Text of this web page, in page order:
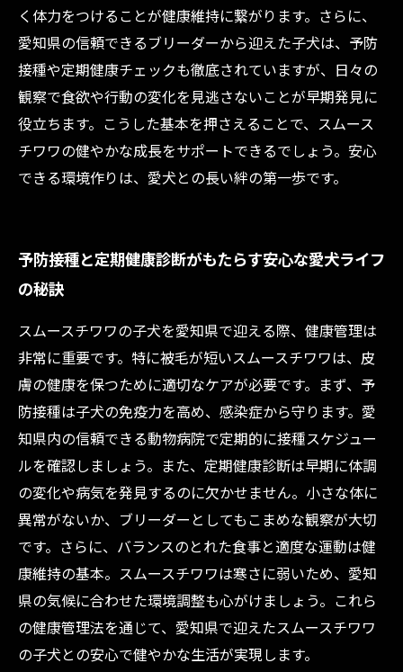
く体力をつけることが健康維持に繋がります。さらに、
愛知県の信頼できるブリーダーから迎えた子犬は、予防
接種や定期健康チェックも徹底されていますが、日々の
観察で食欲や行動の変化を見逃さないことが早期発見に
役立ちます。こうした基本を押さえることで、スムース
チワワの健やかな成長をサポートできるでしょう。安心
できる環境作りは、愛犬との長い絆の第一歩です。
予防接種と定期健康診断がもたらす安心な愛犬ライフ
の秘訣
スムースチワワの子犬を愛知県で迎える際、健康管理は
非常に重要です。特に被毛が短いスムースチワワは、皮
膚の健康を保つために適切なケアが必要です。まず、予
防接種は子犬の免疫力を高め、感染症から守ります。愛
知県内の信頼できる動物病院で定期的に接種スケジュー
ルを確認しましょう。また、定期健康診断は早期に体調
の変化や病気を発見するのに欠かせません。小さな体に
異常がないか、ブリーダーとしてもこまめな観察が大切
です。さらに、バランスのとれた食事と適度な運動は健
康維持の基本。スムースチワワは寒さに弱いため、愛知
県の気候に合わせた環境調整も心がけましょう。これら
の健康管理法を通じて、愛知県で迎えたスムースチワワ
の子犬との安心で健やかな生活が実現します。